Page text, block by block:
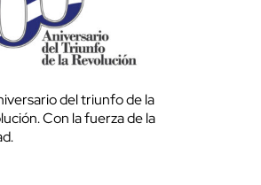
del triunfo de la
Con la fuerza de la